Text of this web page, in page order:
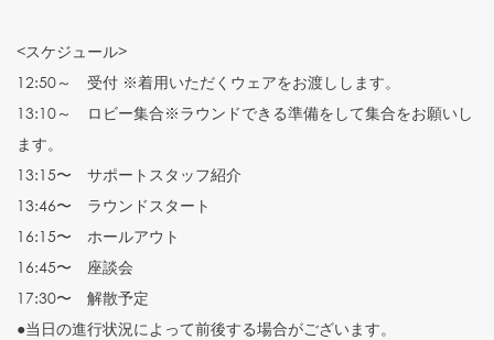
<スケジュール>
12:50～ 受付 ※着用いただくウェアをお渡しします。
13:10～ ロビー集合※ラウンドできる準備をして集合をお願いし
ます。
13:15〜 サポートスタッフ紹介
13:46〜 ラウンドスタート
16:15〜 ホールアウト
16:45〜 座談会
17:30〜 解散予定
●当日の進行状況によって前後する場合がございます。